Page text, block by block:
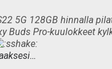
5G 128GB hinnalla
Buds Pro-kuulokkeet